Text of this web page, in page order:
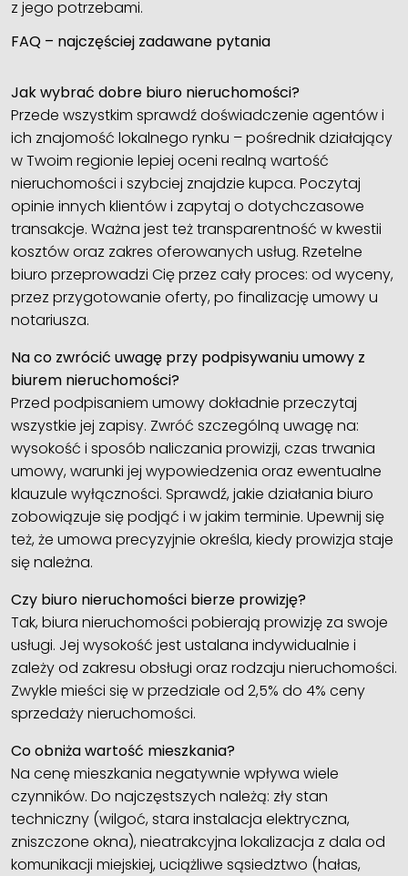
z jego potrzebami.
FAQ – najczęściej zadawane pytania
Jak wybrać dobre biuro nieruchomości?
Przede wszystkim sprawdź doświadczenie agentów i
ich znajomość lokalnego rynku – pośrednik działający
w Twoim regionie lepiej oceni realną wartość
nieruchomości i szybciej znajdzie kupca. Poczytaj
opinie innych klientów i zapytaj o dotychczasowe
transakcje. Ważna jest też transparentność w kwestii
kosztów oraz zakres oferowanych usług. Rzetelne
biuro przeprowadzi Cię przez cały proces: od wyceny,
przez przygotowanie oferty, po finalizację umowy u
notariusza.
Na co zwrócić uwagę przy podpisywaniu umowy z
biurem nieruchomości?
Przed podpisaniem umowy dokładnie przeczytaj
wszystkie jej zapisy. Zwróć szczególną uwagę na:
wysokość i sposób naliczania prowizji, czas trwania
umowy, warunki jej wypowiedzenia oraz ewentualne
klauzule wyłączności. Sprawdź, jakie działania biuro
zobowiązuje się podjąć i w jakim terminie. Upewnij się
też, że umowa precyzyjnie określa, kiedy prowizja staje
się należna.
Czy biuro nieruchomości bierze prowizję?
Tak, biura nieruchomości pobierają prowizję za swoje
usługi. Jej wysokość jest ustalana indywidualnie i
zależy od zakresu obsługi oraz rodzaju nieruchomości.
Zwykle mieści się w przedziale od 2,5% do 4% ceny
sprzedaży nieruchomości.
Co obniża wartość mieszkania?
Na cenę mieszkania negatywnie wpływa wiele
czynników. Do najczęstszych należą: zły stan
techniczny (wilgoć, stara instalacja elektryczna,
zniszczone okna), nieatrakcyjna lokalizacja z dala od
komunikacji miejskiej, uciążliwe sąsiedztwo (hałas,